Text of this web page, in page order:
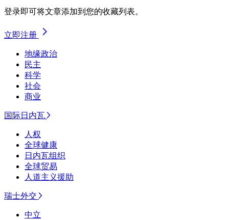
登录即可将文章添加到您的收藏列表。
立即注册
地缘政治
民主
科学
社会
商业
国际日内瓦
人权
全球健康
日内瓦组织
全球贸易
人道主义援助
瑞士外交
中立